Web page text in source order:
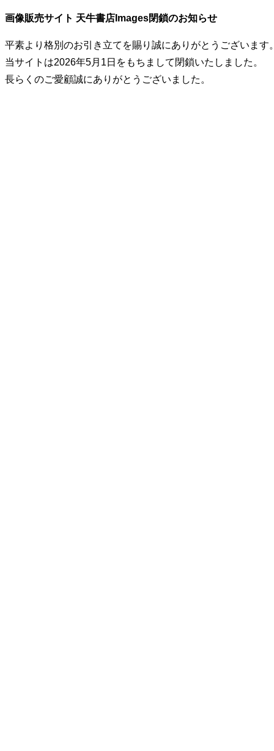
画像販売サイト 天牛書店Images閉鎖のお知らせ
平素より格別のお引き立てを賜り誠にありがとうございます
当サイトは2026年5月1日をもちまして閉鎖いたしました。
長らくのご愛顧誠にありがとうございました。